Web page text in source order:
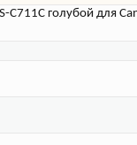
C711C голубой для